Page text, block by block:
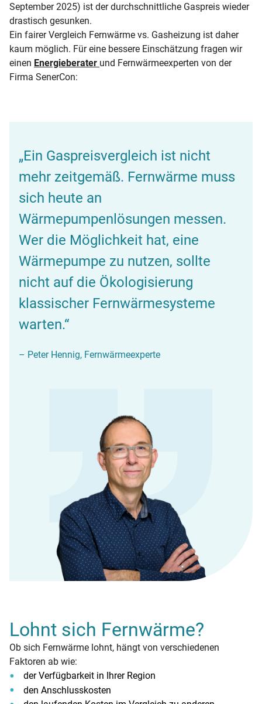
September 2025) ist der durchschnittliche Gaspreis wieder
drastisch gesunken.
Ein fairer Vergleich Fernwärme vs. Gasheizung ist daher
kaum möglich. Für eine bessere Einschätzung fragen wir
einen Energieberater und Fernwärmeexperten von der
Firma SenerCon:
„Ein Gaspreisvergleich ist nicht
mehr zeitgemäß. Fernwärme muss
sich heute an
Wärmepumpenlösungen messen.
Wer die Möglichkeit hat, eine
Wärmepumpe zu nutzen, sollte
nicht auf die Ökologisierung
klassischer Fernwärmesysteme
warten.“
– Peter Hennig, Fernwärmeexperte
Lohnt sich Fernwärme?
Ob sich Fernwärme lohnt, hängt von verschiedenen
Faktoren ab wie:
der Verfügbarkeit in Ihrer Region
den Anschlusskosten